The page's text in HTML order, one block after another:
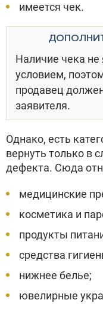
имеется чек.
Наличие чека не
условием,
продавец
заявителя.
Однако, есть
вернуть только в
дефекта. Сюда
медицинские
косметика и
продукты
средства
нижнее белье;
ювелирные